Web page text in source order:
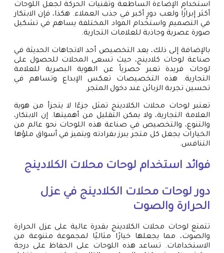
استخدام الإضاءة الساطعة وتقنيات الحركة لجعل اللوحات
أكثر إبرازًا ولعب دورٍ أكبر في جذب العملاء. هكذا، فإن الابتكار
في التصميم واستخدام المواد المختلفة يساهم في تشكيل
صورة عصرية وجاذبة للعلامات التجارية.
بالإضافة إلى ذلك، يعد التخصيص أحد الاتجاهات الحديثة في
صناعة لوحات كلادينج، حيث تسعى المحلات للحصول على
لوحات فريدة تعبر حصرياً عن الهوية البصرية للعلامة
التجارية. هذه التخصيصات تعكس الإبداع وتساهم في
تحسين تجربة الزبائن عند دخول المتجر.
تعتبر لوحات محلات الكلادينج تمثل جزءًا لا يتجزأ من هوية
العلامة التجارية، ولا يمكن التقليل من أهميتها. إن الابتكار،
والتنوع، والتخصيص في صناعة هذه اللوحات نحو عالم من
الخيارات يجعل كل متجر يبرز بفرادته ويتميز في أسواق ملؤها
التنافس.
فوائد استخدام لوحات محلات الكلادينج
دور لوحات محلات الكلادينج في عزل
الحرارة والصوت
تتمتع لوحات محلات الكلادينج بقدرة عالية على عزل الحرارة
والصوت، مما يجعلها خيارًا مثاليًا لمجموعة متنوعة من
الاستخدامات. تساعد هذه اللوحات على الحفاظ على درجة